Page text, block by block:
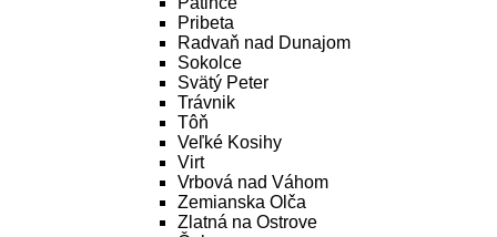
Pribeta
Radvaň nad Dunajom
Sokolce
Svätý Peter
Trávnik
Tôň
Veľké Kosihy
Virt
Vrbová nad Váhom
Zemianska Olča
Zlatná na Ostrove